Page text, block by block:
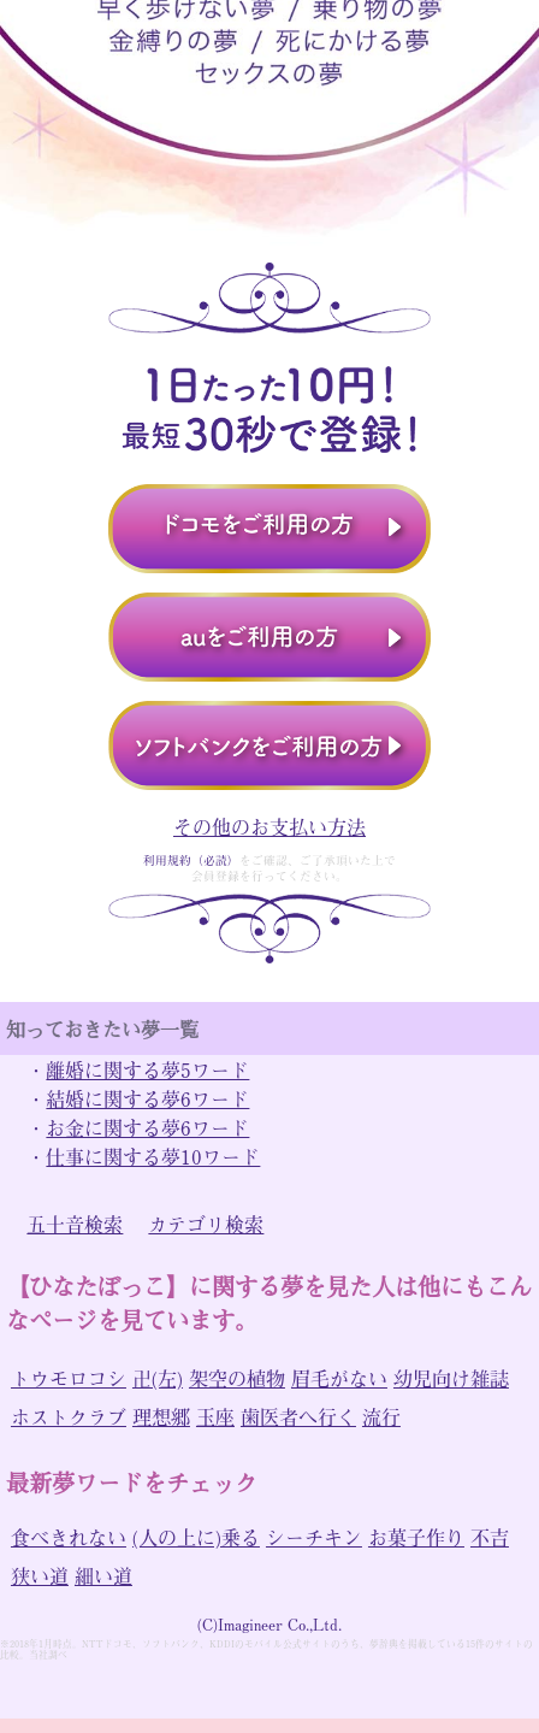
その他のお支払い方法
利用規約（必読）
をご確認、ご了承頂いた上で
会員登録を行ってください。
知っておきたい夢一覧
・ 離婚に関する夢5ワード
・ 結婚に関する夢6ワード
・ お金に関する夢6ワード
・仕事に関する夢10ワード
五十音検索 カテゴリ検索
【ひなたぼっこ】に関する夢を見た人は他にもこん
なページを見ています。
トウモロコシ 卍(左) 架空の植物 眉毛がない 幼児向け雑誌
ホストクラブ 理想郷 玉座 歯医者へ行く 流行
最新夢ワードをチェック
食べきれない (人の上に)乗る シーチキン お菓子作り 不吉
狭い道 細い道
(C)Imagineer Co.,Ltd.
※2018年1月時点。NTTドコモ、ソフトバンク、KDDIのモバイル公式サイトのうち、夢辞典を掲載している15件のサイトの
比較。当社調べ